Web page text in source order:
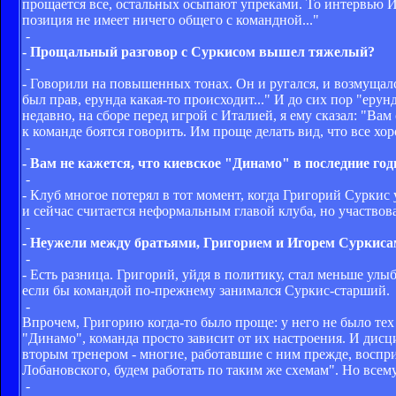
прощается все, остальных осыпают упреками. То интервью
позиция не имеет ничего общего с командной..."
-
- Прощальный разговор с Суркисом вышел тяжелый?
-
- Говорили на повышенных тонах. Он и ругался, и
был прав, ерунда какая-то происходит..." И до сих пор
недавно, на сборе перед игрой с Италией, я ему сказал:
к команде боятся говорить. Им проще делать вид, что все
-
- Вам не кажется, что киевское "Динамо" в последние
-
- Клуб многое потерял в тот момент, когда Григорий
и сейчас считается неформальным главой клуба, но
-
- Неужели между братьями, Григорием и Игорем
-
- Есть разница. Григорий, уйдя в политику, стал меньше
если бы командой по-прежнему занимался Суркис-старший.
-
Впрочем, Григорию когда-то было проще: у него не было
"Динамо", команда просто зависит от их настроения. И
вторым тренером - многие, работавшие с ним прежде,
Лобановского, будем работать по таким же схемам". Но
-